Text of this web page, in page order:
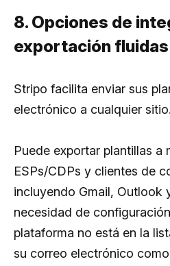
8. Opciones de
exportación fluidas
Stripo facilita enviar sus
electrónico a cualquier sitio.
Puede exportar plantillas a
ESPs/CDPs y clientes de
incluyendo Gmail, Outlook
necesidad de
plataforma no está en la
su correo electrónico